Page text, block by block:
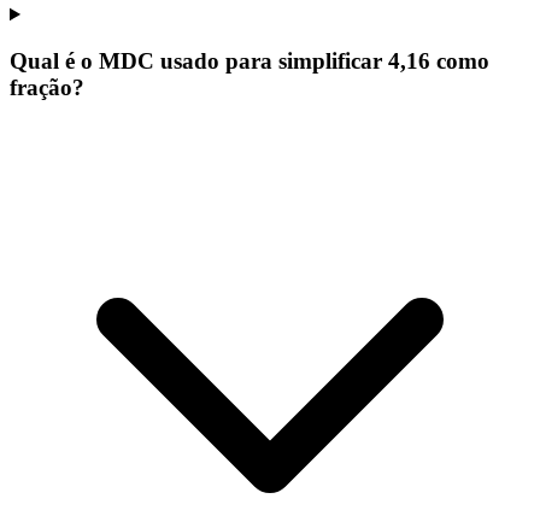
Qual é o MDC usado para simplificar 4,16 como
fração?